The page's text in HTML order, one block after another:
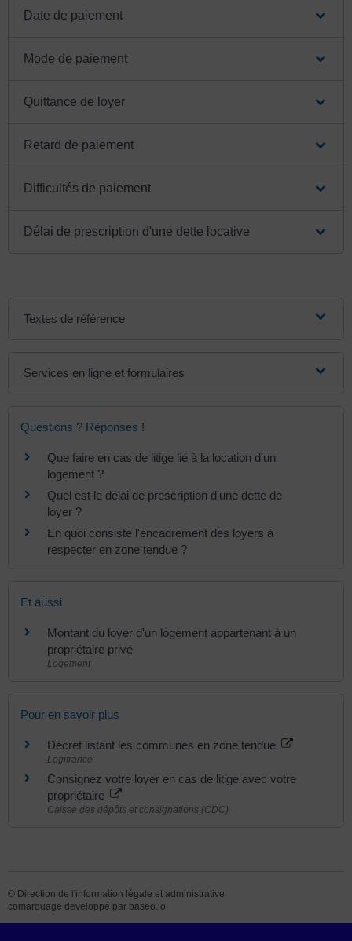
Date de paiement
Mode de paiement
Quittance de loyer
Retard de paiement
Difficultés de paiement
Délai de prescription d'une dette locative
Textes de référence
Services en ligne et formulaires
Questions ? Réponses !
Que faire en cas de litige lié à la location d'un
logement ?
Quel est le délai de prescription d'une dette de
loyer ?
En quoi consiste l'encadrement des loyers à
respecter en zone tendue ?
Et aussi
Montant du loyer d'un logement appartenant à un
propriétaire privé
Logement
Pour en savoir plus
Décret listant les communes en zone tendue
Legifrance
Consignez votre loyer en cas de litige avec votre
propriétaire
Caisse des dépôts et consignations (CDC)
© Direction de l'information légale et administrative
comarquage developpé par baseo.io